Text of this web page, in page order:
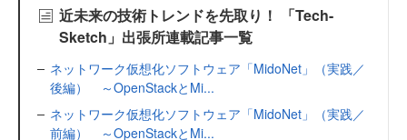
近未来の技術トレンドを先取り！ 「Tech-
Sketch」出張所連載記事一覧
ネットワーク仮想化ソフトウェア「MidoNet」（実践／
後編） ～OpenStackとMi...
ネットワーク仮想化ソフトウェア「MidoNet」（実践／
前編） ～OpenStackとMi...